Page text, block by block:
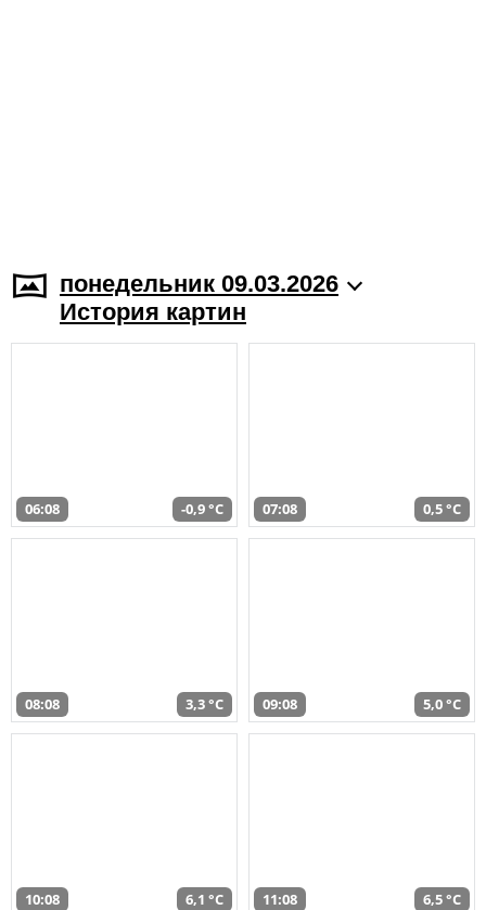
понедельник 09.03.2026
История картин
06:08 -0,9 °C 07:08 0,5 °C
08:08 3,3 °C 09:08 5,0 °C
10:08 6,1 °C 11:08 6,5 °C